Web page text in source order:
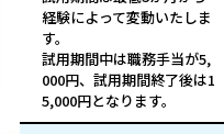
経験によって変動いたしま
す。
試用期間中は職務手当が5,
000円、試用期間終了後は1
5,000円となります。